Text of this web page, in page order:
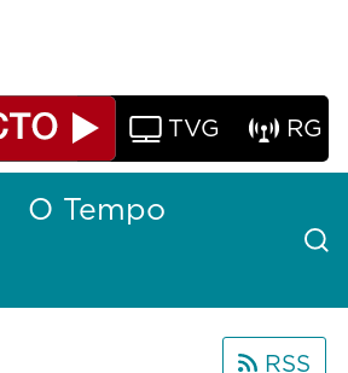
TVG RG
O Tempo
RSS